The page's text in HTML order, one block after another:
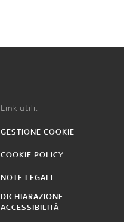
Link utili:
GESTIONE COOKIE
COOKIE POLICY
NOTE LEGALI
DICHIARAZIONE
ACCESSIBILITÀ